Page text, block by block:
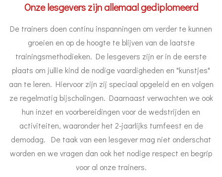
Onze lesgevers zijn allemaal gediplomeerd
De trainers doen continu inspanningen om verder te kunnen
groeien en op de hoogte te blijven van de laatste
trainingsmethodieken. De lesgevers zijn er in de eerste
plaats om jullie kind de nodige vaardigheden en "kunstjes"
aan te leren. Hiervoor zijn zij speciaal opgeleid en en volgen
ze regelmatig bijscholingen. Daarnaast verwachten we ook
hun inzet en voorbereidingen voor de wedstrijden en
activiteiten, waaronder het 2-jaarlijks turnfeest en de
demodag. De taak van een lesgever mag niet onderschat
worden en we vragen dan ook het nodige respect en begrip
voor al onze trainers.